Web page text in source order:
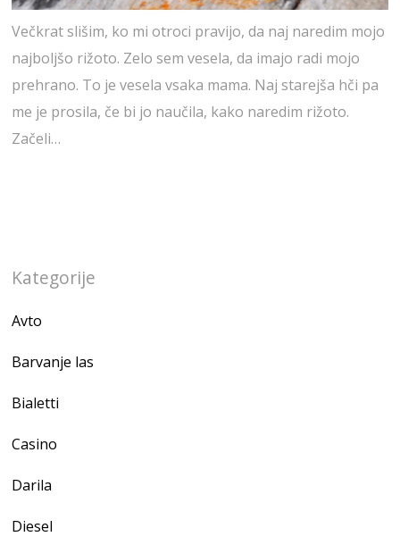
Večkrat slišim, ko mi otroci pravijo, da naj naredim mojo
najboljšo rižoto. Zelo sem vesela, da imajo radi mojo
prehrano. To je vesela vsaka mama. Naj starejša hči pa
me je prosila, če bi jo naučila, kako naredim rižoto.
Začeli…
Kategorije
Avto
Barvanje las
Bialetti
Casino
Darila
Diesel